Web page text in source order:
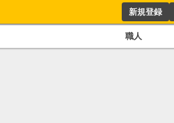
新規登録
職人